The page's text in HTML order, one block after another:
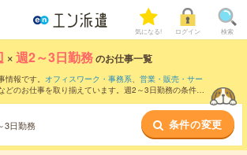
気になる! ログイン 検索
×週2～3日勤務のお仕事一覧
報です。 オフィスワーク・事務系、 営業・販売・サー
どのお仕事を取り揃えています。週2～3日勤務の条件の
3日勤務 条件の変更